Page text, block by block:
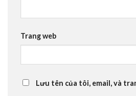
Trang web
Lưu tên của tôi, email, và